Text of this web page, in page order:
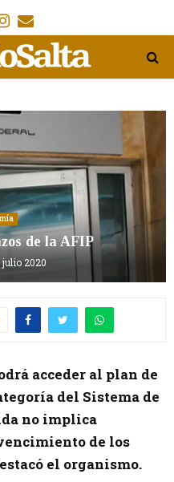
Instagram
Email
de la AFIP
2020
acceder al plan de
del Sistema de
no implica
de los
el organismo.